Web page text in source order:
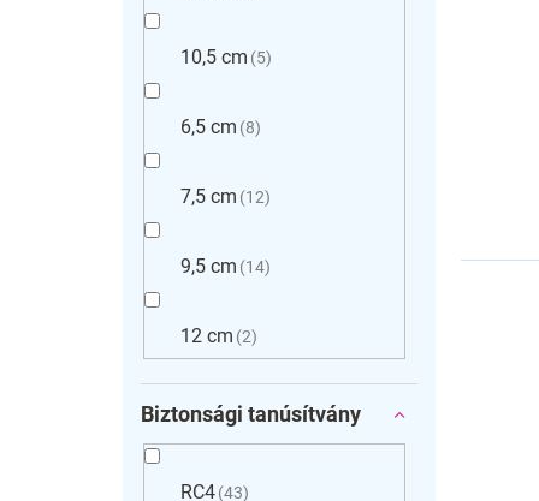
10,5 cm 5
6,5 cm 8
7,5 cm 12
9,5 cm 14
12 cm 2
Biztonsági tanúsítvány
RC4 43